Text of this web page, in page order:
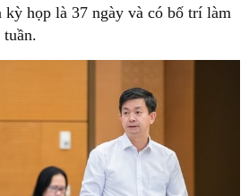
họp là 37 ngày và có bố trí làm